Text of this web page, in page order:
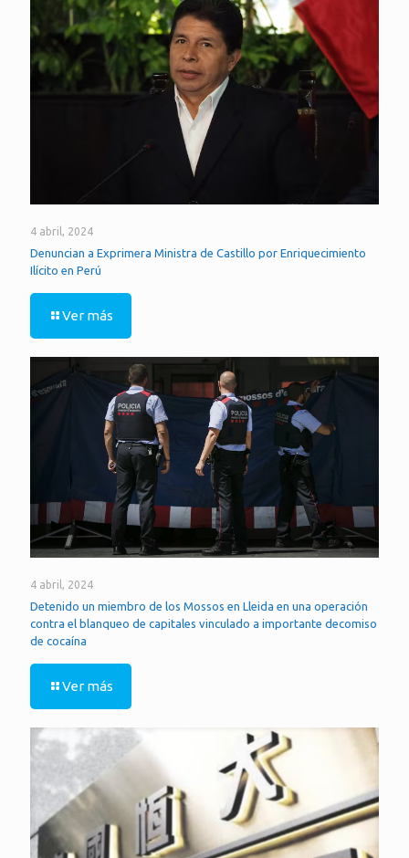
4 abril, 2024
Denuncian a Exprimera Ministra de Castillo por Enriquecimiento
Ilícito en Perú
Ver más
4 abril, 2024
Detenido un miembro de los Mossos en Lleida en una operación
contra el blanqueo de capitales vinculado a importante decomiso
de cocaína
Ver más